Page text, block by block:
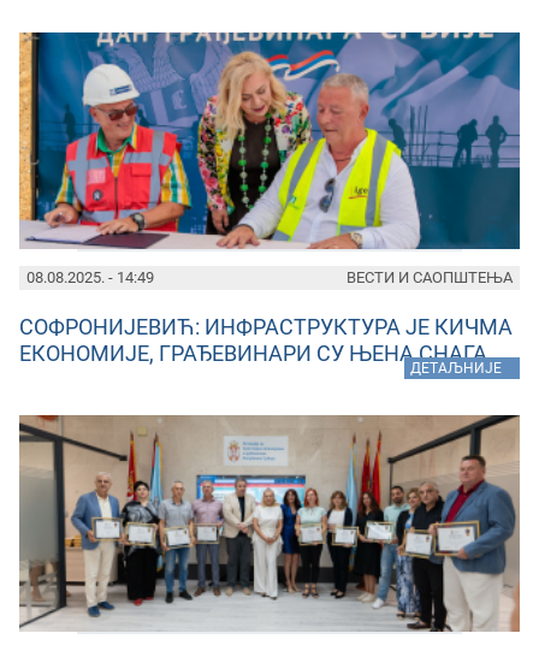
08.08.2025. - 14:49
СОФРОНИЈЕВИЋ: ИНФРАСТРУКТУРА ЈЕ КИЧМА
ЕКОНОМИЈЕ, ГРАЂЕВИНАРИ СУ ЊЕНА СНАГА
ДЕТАЉНИЈЕ
ВЕСТИ И САОПШТЕЊА